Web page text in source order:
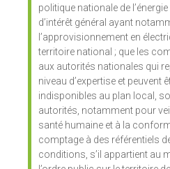
politique nationale de
d’intérêt général ayant
l’approvisionnement en
territoire national ; que les
aux autorités nationales qui
niveau d’expertise et peuvent
indisponibles au plan local,
autorités, notamment pour
santé humaine et à la
comptage à des référentiels
conditions, s’il appartient au